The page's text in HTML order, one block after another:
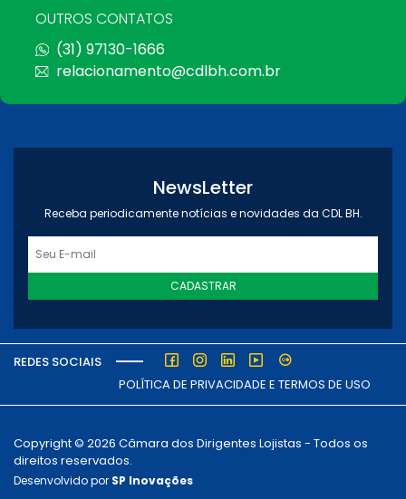
OUTROS CONTATOS
(31) 97130-1666
relacionamento@cdlbh.com.br
NewsLetter
Receba periodicamente notícias e novidades da CDL BH.
CADASTRAR
REDES SOCIAIS
POLÍTICA DE PRIVACIDADE E TERMOS DE USO
Copyright © 2026 Câmara dos Dirigentes Lojistas - Todos os
direitos reservados.
Desenvolvido por SP Inovações